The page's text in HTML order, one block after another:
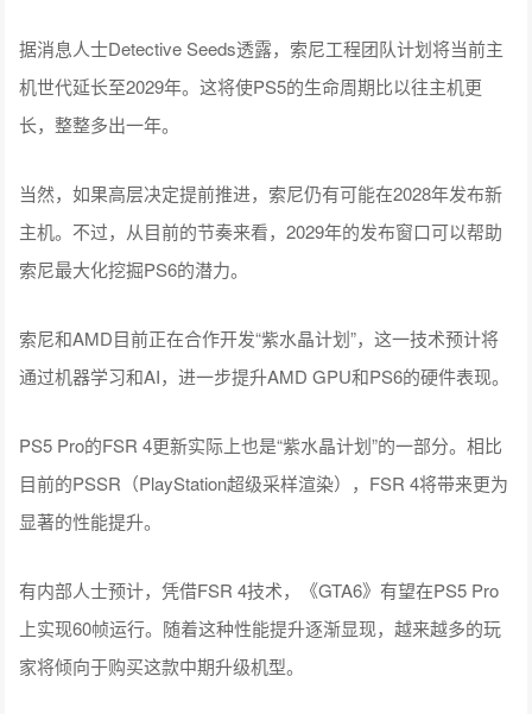
据消息人士Detective Seeds透露，索尼工程团队计划将当前主
机世代延长至2029年。这将使PS5的生命周期比以往主机更
长，整整多出一年。
当然，如果高层决定提前推进，索尼仍有可能在2028年发布新
主机。不过，从目前的节奏来看，2029年的发布窗口可以帮助
索尼最大化挖掘PS6的潜力。
索尼和AMD目前正在合作开发“紫水晶计划”，这一技术预计将
通过机器学习和AI，进一步提升AMD GPU和PS6的硬件表现。
PS5 Pro的FSR 4更新实际上也是“紫水晶计划”的一部分。相比
目前的PSSR（PlayStation超级采样渲染），FSR 4将带来更为
显著的性能提升。
有内部人士预计，凭借FSR 4技术，《GTA6》有望在PS5 Pro
上实现60帧运行。随着这种性能提升逐渐显现，越来越多的玩
家将倾向于购买这款中期升级机型。